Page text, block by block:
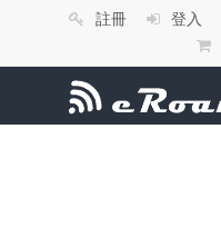
註冊 登入